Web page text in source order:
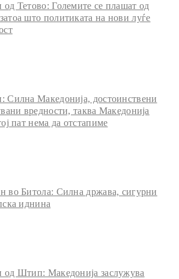
Тетово: Големите се плашат од
што политиката на нови луѓе
Силна Македонија, достоинствени
вредности, таква Македонија
пат нема да отстапиме
во Битола: Силна држава, сигурни
иднина
од Штип: Македонија заслужува